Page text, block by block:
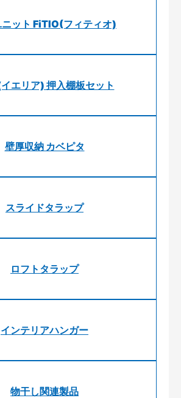
ニット FiTIO(フィティオ)
エリア) 押入棚板セット
壁厚収納 カベピタ
スライドタラップ
ロフトタラップ
インテリアハンガー
物干し関連製品